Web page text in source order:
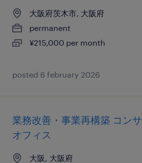
大阪府茨木市, 大阪府
permanent
¥215,000 per month
posted 6 february 2026
業務改善・事業再構築 コン
オフィス
大阪, 大阪府